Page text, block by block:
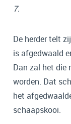
7.
De herder telt
is afgedwaald
Dan zal het die
worden. Dat
het
schaapskooi.